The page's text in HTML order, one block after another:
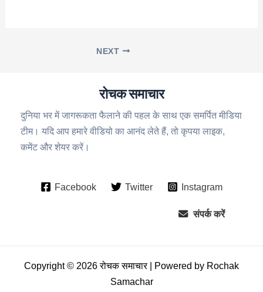
NEXT
रोचक समाचार
दुनिया भर में जागरूकता फैलाने की पहल के साथ एक समर्पित मीडिया
टीम। यदि आप हमारे वीडियो का आनंद लेते हैं, तो कृपया लाइक,
कमेंट और शेयर करें।
Facebook Twitter Instagram
संपर्क करें
Copyright © 2026 रोचक समाचार | Powered by Rochak
Samachar